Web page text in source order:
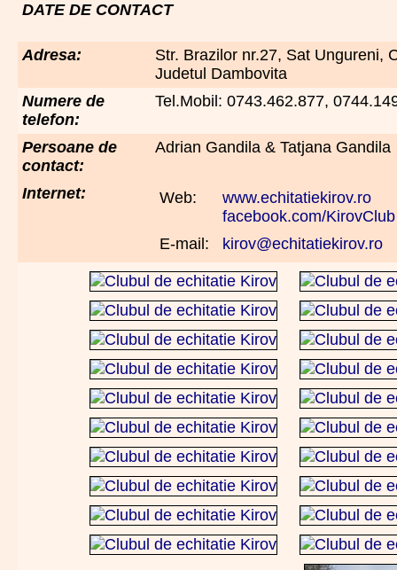
DATE DE CONTACT
Adresa:
Str. Brazilor nr.27, Sat Ungureni,
Judetul Dambovita
Numere de
telefon:
Tel.Mobil: 0743.462.877,
Persoane de
contact:
Adrian Gandila & Tatjana Gandila
Internet: Web:
www.echitatiekirov.ro
facebook.com/KirovClub
E-mail:
kirov@echitatiekirov.ro